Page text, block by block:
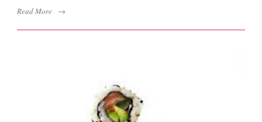
Read More →